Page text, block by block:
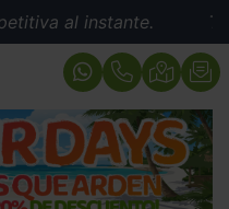
instante.